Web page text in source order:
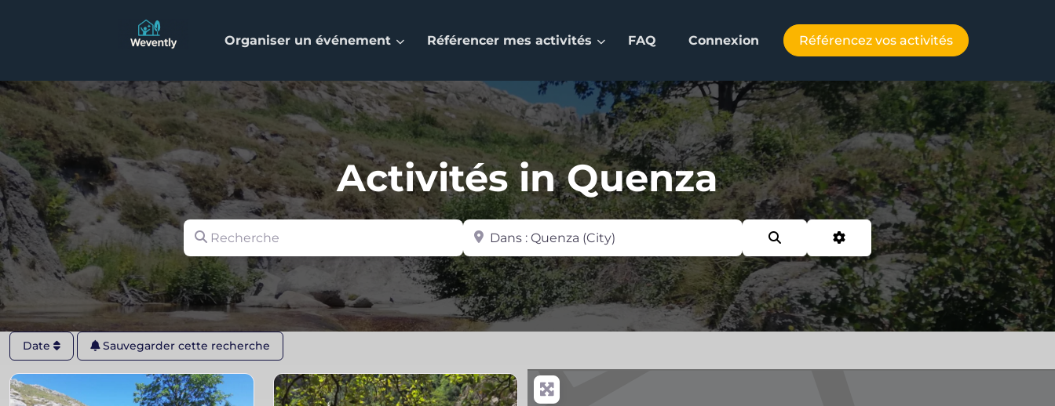
Organiser un événement Référencer mes activités FAQ Connexion Référencez vos activités
Activités in Quenza
Recherche Zone Advanced Filters
Date Sauvegarder cette recherche